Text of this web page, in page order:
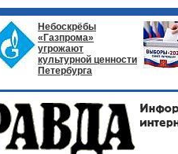
Небоскрёбы
«Газпрома»
угрожают
культурной ценности
Петербурга